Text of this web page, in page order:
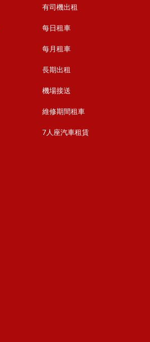
有司機出租
每日租車
每月租車
長期出租
機場接送
維修期間租車
7人座汽車租賃